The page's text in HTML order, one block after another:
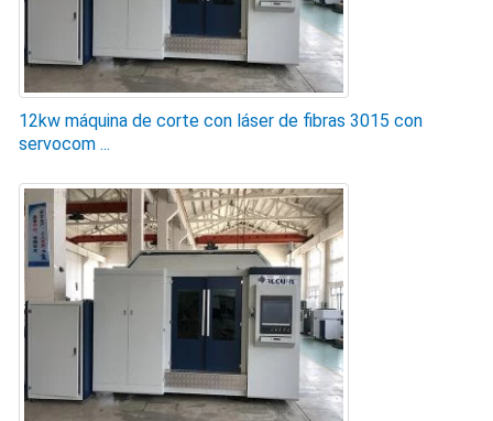
12kw máquina de corte con láser de fibras 3015 con
servocom ...